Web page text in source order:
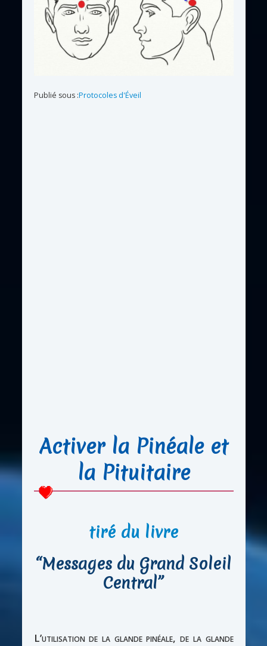
Publié sous :Protocoles d'Éveil
Activer la Pinéale et
la Pituitaire
tiré du livre
“Messages du Grand Soleil
Central”
L’utilisation de la glande pinéale, de la glande